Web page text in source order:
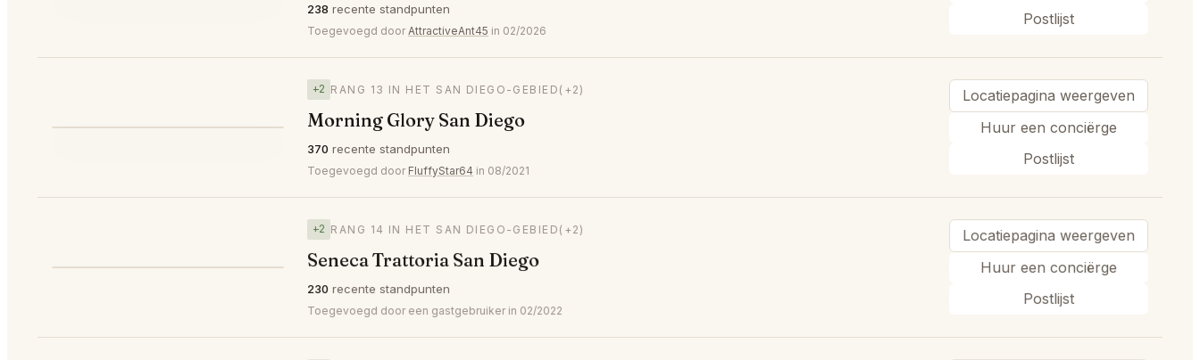
238 recente standpunten
Toegevoegd door AttractiveAnt45 in 02/2026
Postlijst
+2 RANG 13 IN HET SAN DIEGO-GEBIED (+2)
Morning Glory San Diego
370 recente standpunten
Toegevoegd door FluffyStar64 in 08/2021
Locatiepagina weergeven
Huur een conciërge
Postlijst
+2 RANG 14 IN HET SAN DIEGO-GEBIED (+2)
Seneca Trattoria San Diego
230 recente standpunten
Toegevoegd door een gastgebruiker in 02/2022
Locatiepagina weergeven
Huur een conciërge
Postlijst